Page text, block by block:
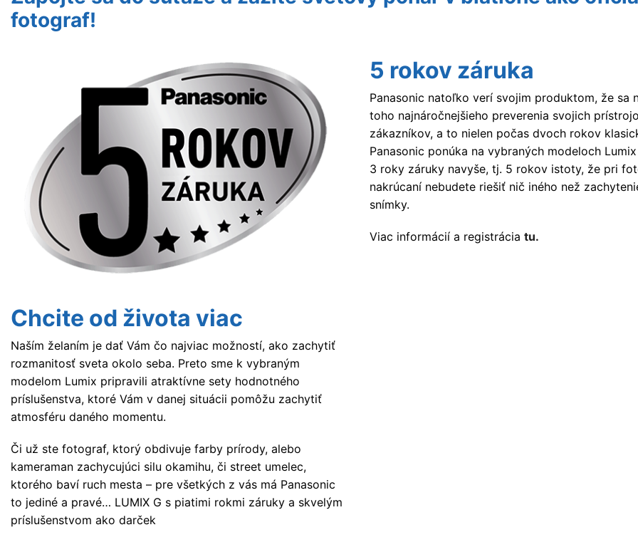
fotograf!
5 rokov záruka
Panasonic natoľko verí svojim produktom, že sa
toho najnáročnejšieho preverenia svojich
zákazníkov, a to nielen počas dvoch rokov
Panasonic ponúka na vybraných modeloch
3 roky záruky navyše, tj. 5 rokov istoty, že pri
nakrúcaní nebudete riešiť nič iného než
snímky.
Viac informácií a registrácia tu.
Chcite od života viac
Naším želaním je dať Vám čo najviac možností, ako zachytiť
rozmanitosť sveta okolo seba. Preto sme k vybraným
modelom Lumix pripravili atraktívne sety hodnotného
príslušenstva, ktoré Vám v danej situácii pomôžu zachytiť
atmosféru daného momentu.
Či už ste fotograf, ktorý obdivuje farby prírody, alebo
kameraman zachycujúci silu okamihu, či street umelec,
ktorého baví ruch mesta – pre všetkých z vás má Panasonic
to jediné a pravé… LUMIX G s piatimi rokmi záruky a skvelým
príslušenstvom ako darček